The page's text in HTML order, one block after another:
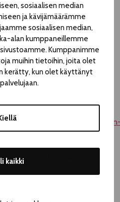
sosiaalisen median
ja kävijämäärämme
sosiaalisen median,
alan kumppaneillemme
Kumppanimme
muihin tietoihin, joita olet
kerätty, kun olet käyttänyt
kaikki
Lyhtyjen yössä, Arttelin
kulttuuriyhdistyksen
illan viimeistelee
Mältinrannassa.
voi selata kellonajoittain tai
verkkosivulla:
tapahtumien-yo/
assets/files/1642/
järjestäjät vastaavat